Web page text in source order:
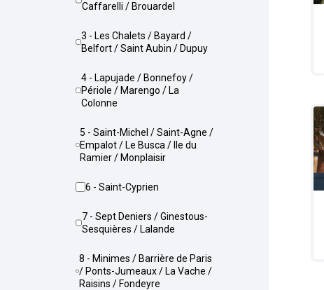
Caffarelli / Brouardel
3 - Les Chalets / Bayard /
Belfort / Saint Aubin / Dupuy
4 - Lapujade / Bonnefoy /
Périole / Marengo / La
Colonne
5 - Saint-Michel / Saint-Agne /
Empalot / Le Busca / Ile du
Ramier / Monplaisir
6 - Saint-Cyprien
7 - Sept Deniers / Ginestous-
Sesquières / Lalande
8 - Minimes / Barrière de Paris
/ Ponts-Jumeaux / La Vache /
Raisins / Fondeyre